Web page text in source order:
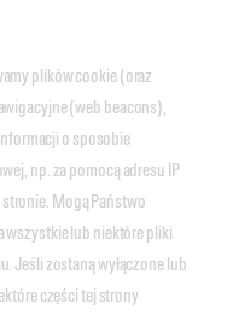
plików cookie (oraz
(web beacons),
o sposobie
np. za pomocą adresu IP
Mogą Państwo
wszystkie lub niektóre pliki
Jeśli zostaną wyłączone lub
części tej strony